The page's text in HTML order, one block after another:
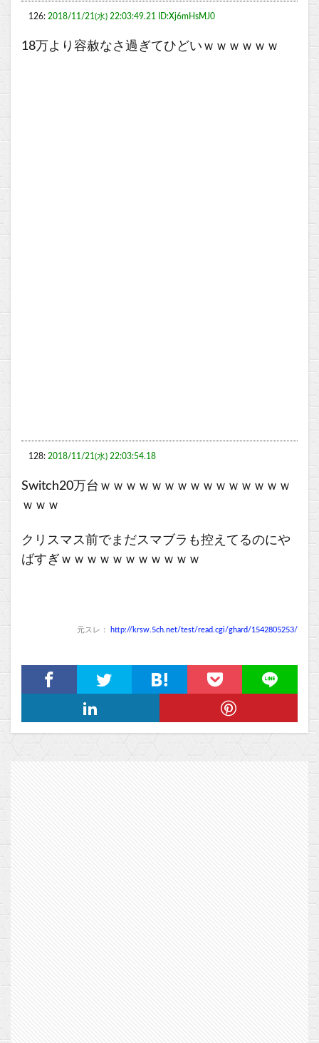
126: 2018/11/21(水) 22:03:49.21 ID:Xj6mHsMJ0
18万より容赦なさ過ぎてひどいｗｗｗｗｗｗ
128: 2018/11/21(水) 22:03:54.18
Switch20万台ｗｗｗｗｗｗｗｗｗｗｗｗｗｗｗ
ｗｗｗ
クリスマス前でまだスマブラも控えてるのにや
ばすぎｗｗｗｗｗｗｗｗｗｗｗ
元スレ： http://krsw.5ch.net/test/read.cgi/ghard/1542805253/